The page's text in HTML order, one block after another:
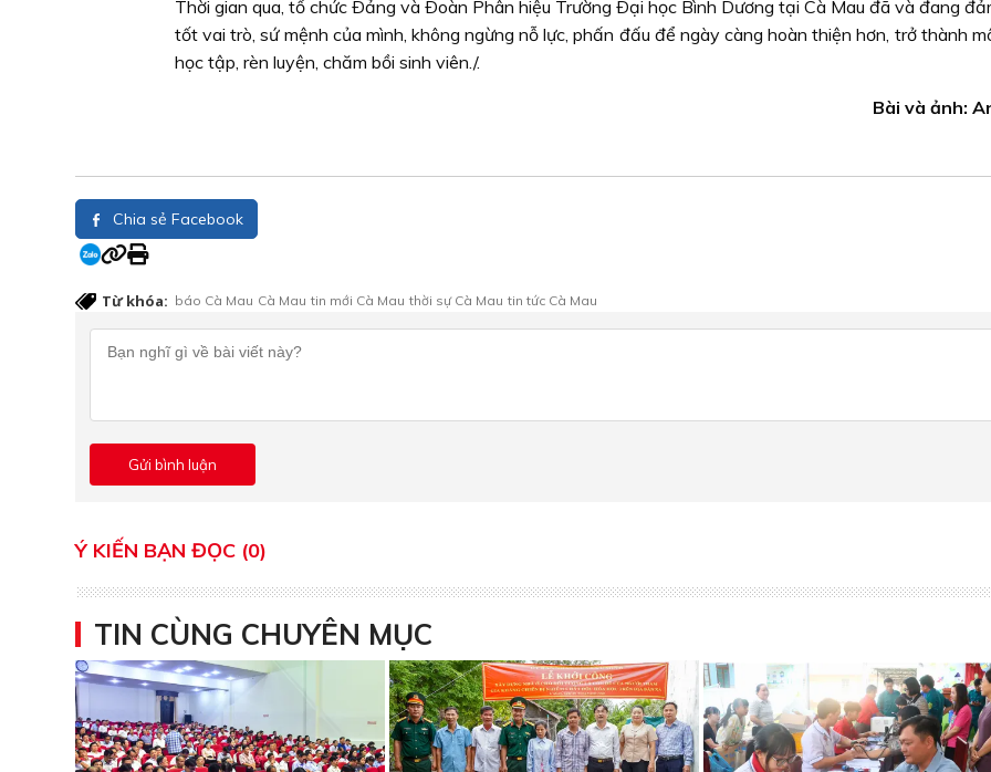
Thời gian qua, tổ chức Ðảng và Ðoàn Phân hiệu Trường Ðại học Bình Dương tại Cà Mau đã và đang
tốt vai trò, sứ mệnh của mình, không ngừng nỗ lực, phấn đấu để ngày càng hoàn thiện hơn, trở thành
học tập, rèn luyện, chăm bồi sinh viên./.
Bài và ảnh:
Chia sẻ Facebook
Từ khóa: báo Cà Mau Cà Mau tin mới Cà Mau thời sự Cà Mau tin tức Cà Mau
Ý KIẾN BẠN ĐỌC (0)
TIN CÙNG CHUYÊN MỤC